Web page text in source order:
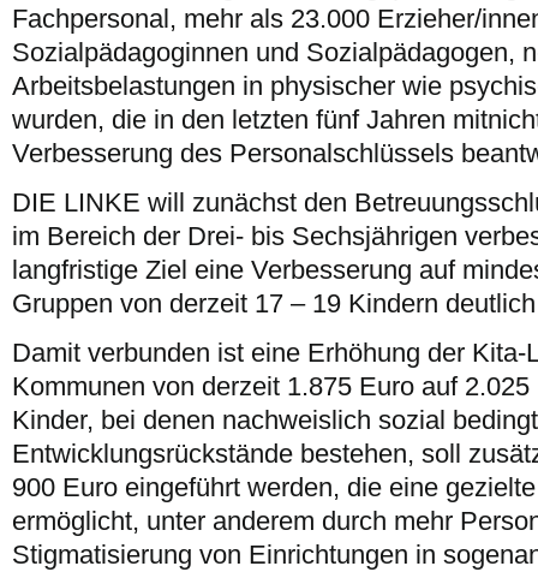
Fachpersonal, mehr als 23.000 Erzieher/
Sozialpädagoginnen und Sozialpädagogen,
Arbeitsbelastungen in physischer wie
wurden, die in den letzten fünf Jahren
Verbesserung des Personalschlüssels
DIE LINKE will zunächst den
im Bereich der Drei- bis Sechsjährigen
langfristige Ziel eine Verbesserung auf
Gruppen von derzeit 17 – 19 Kindern
Damit verbunden ist eine Erhöhung der
Kommunen von derzeit 1.875 Euro auf
Kinder, bei denen nachweislich sozial
Entwicklungsrückstände bestehen, soll
900 Euro eingeführt werden, die eine
ermöglicht, unter anderem durch mehr
Stigmatisierung von Einrichtungen in